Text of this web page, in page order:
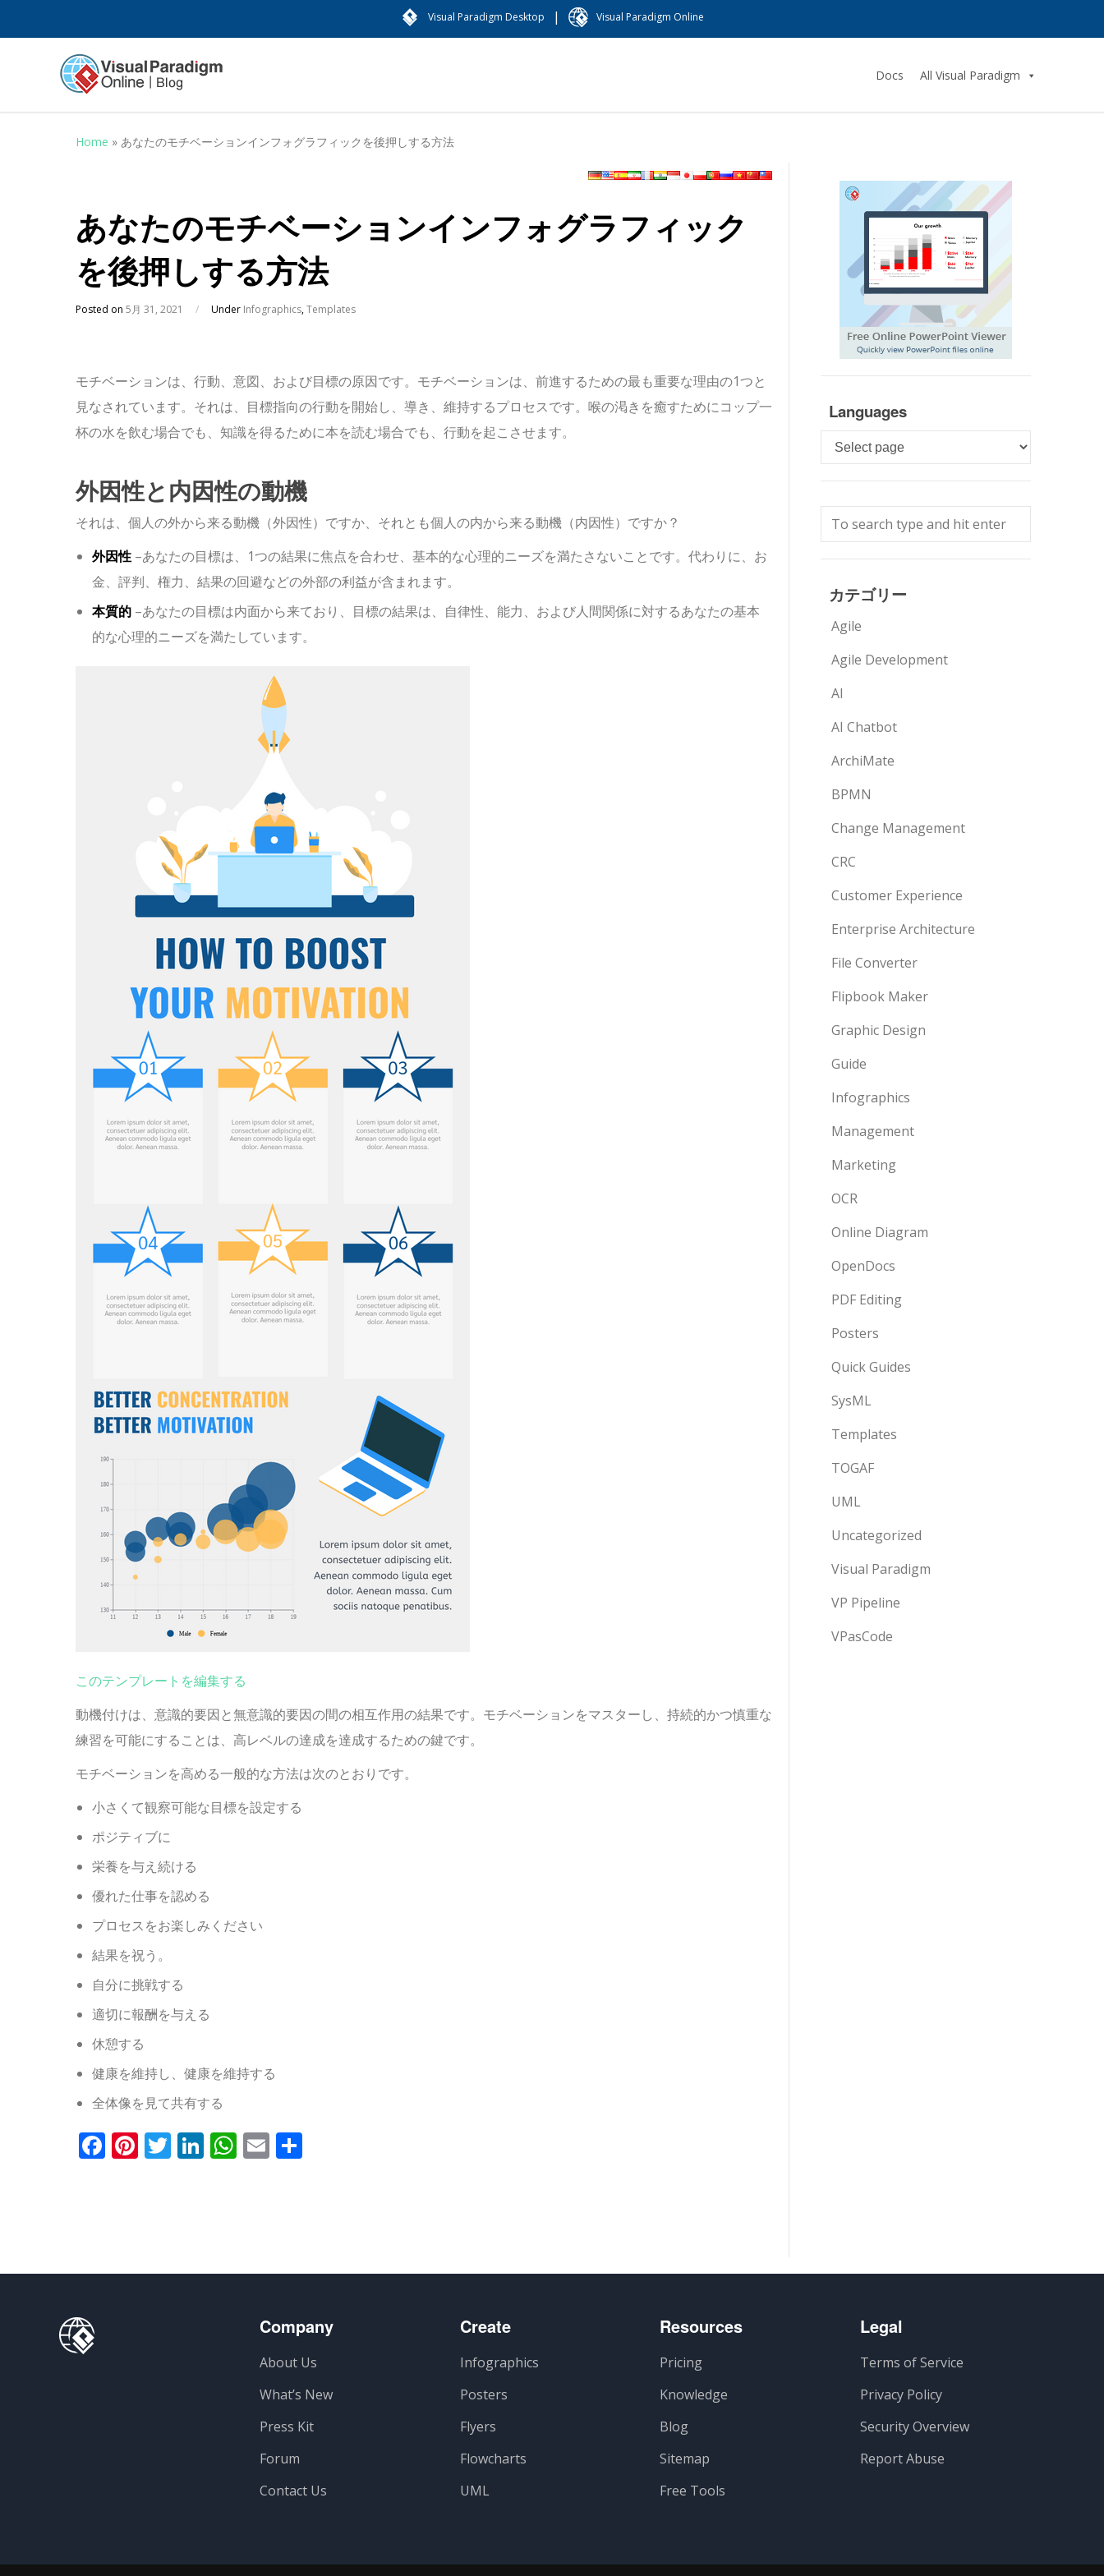
Visual Paradigm Desktop | Visual Paradigm Online
Docs All Visual Paradigm
Home » あなたのモチベーションインフォグラフィックを後押しする方法
あなたのモチベーションインフォグラフィック
を後押しする方法
Posted on 5月 31, 2021 / Under Infographics,Templates
モチベーションは、行動、意図、および目標の原因です。 モチベーションは、前進するための最も重要な理由の1つと
見なされています。それは、目標指向の行動を開始し、導き、維持するプロセスです。喉の渇きを癒すためにコップ一
杯の水を飲む場合でも、知識を得るために本を読む場合でも、行動を起こさせます。
外因性と内因性の動機
それは、個人の外から来る動機（外因性）ですか、それとも個人の内から来る動機（内因性）ですか？
外因性 –あなたの目標は、1つの結果に焦点を合わせ、基本的な心理的ニーズを満たさないことです。代わりに、お
金、評判、権力、結果の回避などの外部の利益が含まれます。
本質的 –あなたの目標は内面から来ており、目標の結果は、自律性、能力、および人間関係に対するあなたの基本
的な心理的ニーズを満たしています。
このテンプレートを編集する
動機付けは、意識的要因と無意識的要因の間の相互作用の結果です。モチベーションをマスターし、持続的かつ慎重な
練習を可能にすることは、高レベルの達成を達成するための鍵です。
モチベーションを高める一般的な方法は次のとおりです。
小さくて観察可能な目標を設定する
ポジティブに
栄養を与え続ける
優れた仕事を認める
プロセスをお楽しみください
結果を祝う。
自分に挑戦する
適切に報酬を与える
休憩する
健康を維持し、健康を維持する
全体像を見て共有する
Facebook
Pinterest
Twitter
LinkedIn
WhatsApp
Email
Languages
Languages
カテゴリー
Agile
Agile Development
AI
AI Chatbot
ArchiMate
BPMN
Change Management
CRC
Customer Experience
Enterprise Architecture
File Converter
Flipbook Maker
Graphic Design
Guide
Infographics
Management
Marketing
OCR
Online Diagram
OpenDocs
PDF Editing
Posters
Quick Guides
SysML
Templates
TOGAF
UML
Uncategorized
Visual Paradigm
VP Pipeline
VPasCode
Company
About Us
What’s New
Press Kit
Forum
Contact Us
Create
Infographics
Posters
Flyers
Flowcharts
UML
Resources
Pricing
Knowledge
Blog
Sitemap
Free Tools
Legal
Terms of Service
Privacy Policy
Security Overview
Report Abuse